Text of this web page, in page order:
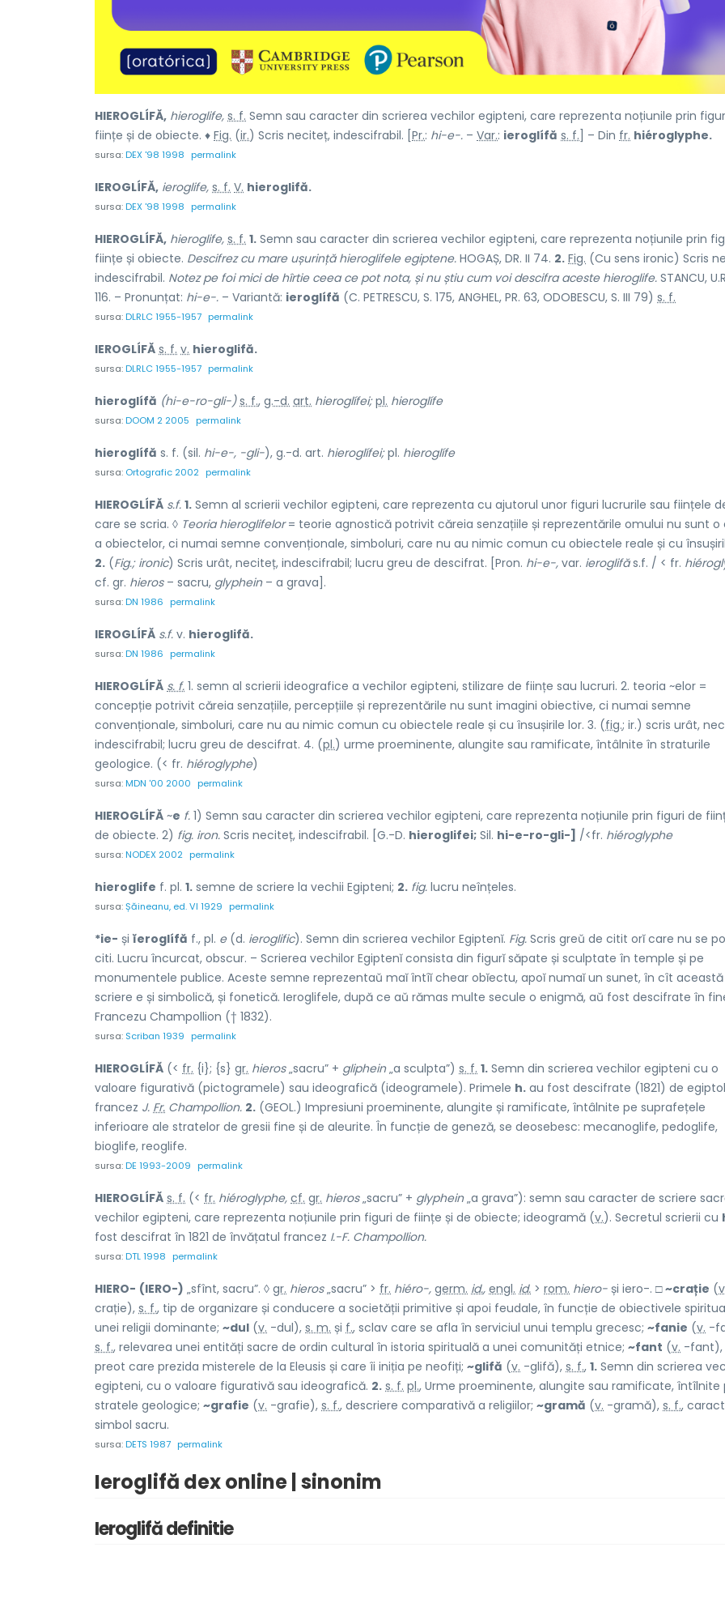
HIEROGLÍFĂ, hieroglife, s. f. Semn sau caracter din scrierea vechilor egipteni, care reprezenta noțiunile prin
ființe și de obiecte. ♦ Fig. (ir.) Scris neciteț, indescifrabil. [Pr.: hi-e-. – Var.: ieroglífă s. f.] – Din fr. hiéroglyphe.
sursa:DEX '98 1998 permalink
IEROGLÍFĂ, ieroglife, s. f. V. hieroglifă.
sursa:DEX '98 1998 permalink
HIEROGLÍFĂ, hieroglife, s. f. 1. Semn sau caracter din scrierea vechilor egipteni, care reprezenta noțiunile prin
ființe și obiecte. Descifrez cu mare ușurință hieroglifele egiptene. HOGAȘ, DR. II 74. 2. Fig. (Cu sens ironic) Scris
indescifrabil. Notez pe foi mici de hîrtie ceea ce pot nota, și nu știu cum voi descifra aceste hieroglife. STANCU,
116. – Pronunțat: hi-e-. – Variantă: ieroglífă (C. PETRESCU, S. 175, ANGHEL, PR. 63, ODOBESCU, S. III 79) s. f.
sursa:DLRLC 1955-1957 permalink
IEROGLÍFĂ s. f. v. hieroglifă.
sursa:DLRLC 1955-1957 permalink
hieroglífă (hi-e-ro-gli-) s. f., g.-d. art. hieroglífei; pl. hieroglífe
sursa:DOOM 2 2005 permalink
hieroglífă s. f. (sil. hi-e-, -gli-), g.-d. art. hieroglífei;pl. hieroglífe
sursa: Ortografic 2002 permalink
HIEROGLÍFĂ s.f. 1. Semn al scrierii vechilor egipteni, care reprezenta cu ajutorul unor figuri lucrurile sau ființele
care se scria. ◊ Teoria hieroglifelor= teorie agnostică potrivit căreia senzațiile și reprezentările omului nu sunt o
a obiectelor, ci numai semne convenționale, simboluri, care nu au nimic comun cu obiectele reale și cu
2. (Fig.; ironic) Scris urât, neciteț, indescifrabil; lucru greu de descifrat. [Pron. hi-e-, var. ieroglifăs.f. / < fr.
cf. gr. hieros– sacru, glyphein– a grava].
sursa:DN 1986 permalink
IEROGLÍFĂ s.f. v. hieroglifă.
sursa:DN 1986 permalink
HIEROGLÍFĂ s. f. 1. semn al scrierii ideografice a vechilor egipteni, stilizare de ființe sau lucruri. 2. teoria ~elor =
concepție potrivit căreia senzațiile, percepțiile și reprezentările nu sunt imagini obiective, ci numai semne
convenționale, simboluri, care nu au nimic comun cu obiectele reale și cu însușirile lor. 3. (fig.; ir.) scris urât,
indescifrabil; lucru greu de descifrat. 4. (pl.) urme proeminente, alungite sau ramificate, întâlnite în straturile
geologice. (< fr. hiéroglyphe)
sursa:MDN '00 2000 permalink
HIEROGLÍFĂ ~e f. 1) Semn sau caracter din scrierea vechilor egipteni, care reprezenta noțiunile prin figuri de
de obiecte. 2) fig. iron. Scris neciteț, indescifrabil. [G.-D. hieroglifei; Sil. hi-e-ro-gli-] /<fr. hiéroglyphe
sursa:NODEX 2002 permalink
hieroglife f. pl. 1. semne de scriere la vechii Egipteni; 2. fig. lucru neînțeles.
sursa:Șăineanu, ed. VI 1929 permalink
*ie- și ĭeroglífă f., pl. e(d. ieroglific). Semn din scrierea vechilor Egiptenĭ. Fig. Scris greŭ de citit orĭ care nu se
citi. Lucru încurcat, obscur. – Scrierea vechilor Egiptenĭ consista din figurĭ săpate și sculptate în temple și pe
monumentele publice. Aceste semne reprezentaŭ maĭ întîĭ chear obĭectu, apoĭ numaĭ un sunet, în cît această
scriere e și simbolică, și fonetică. Ieroglifele, după ce aŭ rămas multe secule o enigmă, aŭ fost descifrate în
Francezu Champollion († 1832).
sursa: Scriban 1939 permalink
HIEROGLÍFĂ (< fr. {i}; {s} gr. hieros„sacru” + gliphein„a sculpta”) s. f. 1. Semn din scrierea vechilor egipteni cu o
valoare figurativă (pictogramele) sau ideografică (ideogramele). Primele h. au fost descifrate (1821) de
francez J. Fr. Champollion. 2. (GEOL.) Impresiuni proeminente, alungite și ramificate, întâlnite pe suprafețele
inferioare ale stratelor de gresii fine și de aleurite. În funcție de geneză, se deosebesc: mecanoglife, pedoglife,
bioglife, reoglife.
sursa:DE 1993-2009 permalink
HIEROGLÍFĂ s. f. (< fr. hiéroglyphe, cf. gr. hieros„sacru” + glyphein„a grava”): semn sau caracter de scriere
vechilor egipteni, care reprezenta noțiunile prin figuri de ființe și de obiecte; ideogramă (v.). Secretul scrierii cu
fost descifrat în 1821 de învățatul francez I.-F. Champollion.
sursa:DTL 1998 permalink
HIERO- (IERO-) „sfînt, sacru”. ◊ gr. hieros„sacru” > fr. hiéro-, germ. id., engl. id. > rom. hiero- și iero-. □~crație (
crație), s. f., tip de organizare și conducere a societății primitive și apoi feudale, în funcție de obiectivele
unei religii dominante; ~dul (v. -dul), s. m. și f., sclav care se afla în serviciul unui templu grecesc; ~fanie (v. -
s. f., relevarea unei entități sacre de ordin cultural în istoria spirituală a unei comunități etnice; ~fant (v. -fant),
preot care prezida misterele de la Eleusis și care îi iniția pe neofiți; ~glifă (v. -glifă), s. f., 1. Semn din scrierea
egipteni, cu o valoare figurativă sau ideografică. 2. s. f. pl., Urme proeminente, alungite sau ramificate, întîlnite
stratele geologice; ~grafie (v. -grafie), s. f., descriere comparativă a religiilor; ~gramă (v. -gramă), s. f.,
simbol sacru.
sursa:DETS 1987 permalink
Ieroglifă dex online | sinonim
Ieroglifă definitie